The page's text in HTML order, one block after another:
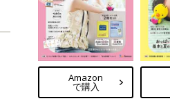
Amazon
で購入